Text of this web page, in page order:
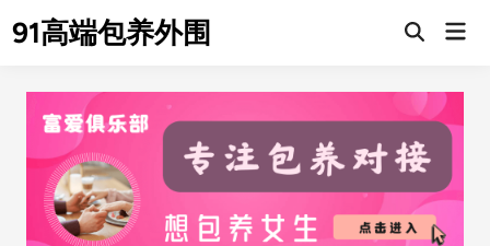
to91高端包养外围